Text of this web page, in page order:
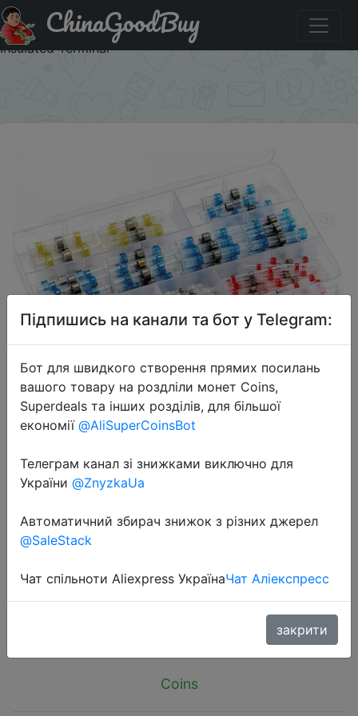
Акція на 100pcs Waterproof Solder Seal Heat Connector
Shrink Butt Connectors Lug Terminals Electrical Wire Car
Insulated Terminal
ChinaGoodBuy
2024-09-18
100pcs Waterproof Solder Seal Heat
Connector Shrink Butt Connectors
Lug Terminals Electrical Wire Car
Coins
Підпишись на канали та бот у Telegram:
Бот для швидкого створення прямих посилань
вашого товару на роздліли монет Coins,
Superdeals та інших розділів, для більшої
економії @AliSuperCoinsBot
Телеграм канал зі знижками виключно для
України @ZnyzkaUa
Автоматичний збирач знижок з різних джерел
@SaleStack
Чат спільноти Aliexpress УкраїнаЧат Аліекспресс
закрити